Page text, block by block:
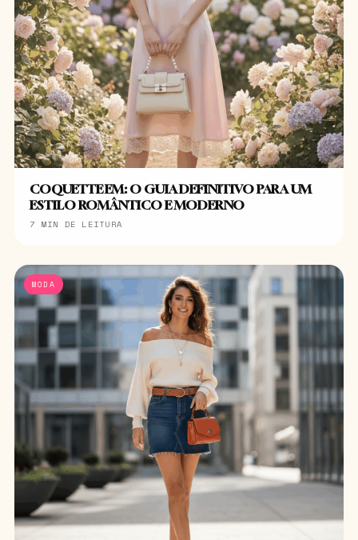
COQUETTE EM: O GUIA DEFINITIVO PARA UM
ESTILO ROMÂNTICO E MODERNO
7 MIN DE LEITURA
MODA